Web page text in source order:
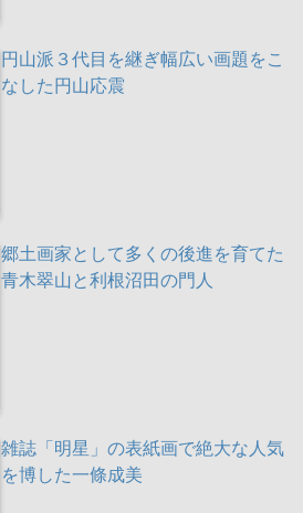
円山派３代目を継ぎ幅広い画題をこ
なした円山応震
郷土画家として多くの後進を育てた
青木翠山と利根沼田の門人
雑誌「明星」の表紙画で絶大な人気
を博した一條成美